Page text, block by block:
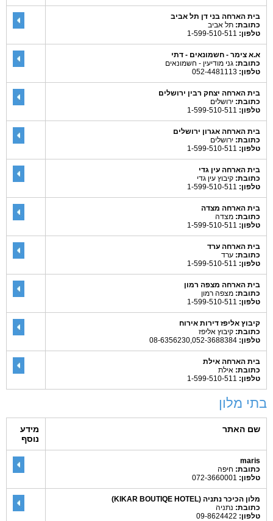
בית הארחה בני דן תל אביב
כתובת: תל אביב
טלפון:
א.א צימר - חשמונאים - דתי
כתובת: גני מודיעין - חשמונאים
טלפון:
בית הארחה יצחק רבין ירושלים
כתובת: ירושלים
טלפון:
בית הארחה אגרון ירושלים
כתובת: ירושלים
טלפון:
בית הארחה עין גדי
כתובת: קיבוץ עין גדי
טלפון:
בית הארחה מצדה
כתובת: מצדה
טלפון:
בית הארחה ערד
כתובת: ערד
טלפון:
בית הארחה מצפה רמון
כתובת: מצפה רמון
טלפון:
קיבוץ אליפז דירות אירוח
כתובת: קיבוץ אליפז
טלפון:
בית הארחה אילת
כתובת: אילת
טלפון:
בתי מלון
שם האתר
מידע
נוסף
maris
כתובת: חיפה
טלפון:
מלון הכיכר נתניה (KIKAR BOUTIQE HOTEL)
כתובת: נתניה
טלפון: